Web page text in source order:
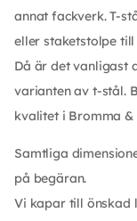
annat fackverk. T-
eller staketstolpe
Då är det vanligast
varianten av t-stål.
kvalitet i Bromma &
Samtliga
på begäran.
Vi kapar till önskad